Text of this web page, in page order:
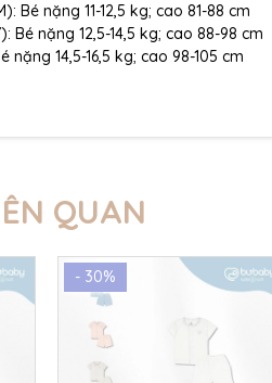
Bé nặng 11-12,5 kg; cao 81-88 cm
Bé nặng 12,5-14,5 kg; cao 88-98 cm
nặng 14,5-16,5 kg; cao 98-105 cm
QUAN
- 30%